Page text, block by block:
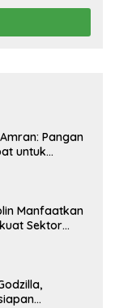
Pangan
untuk
Manfaatkan
Sektor